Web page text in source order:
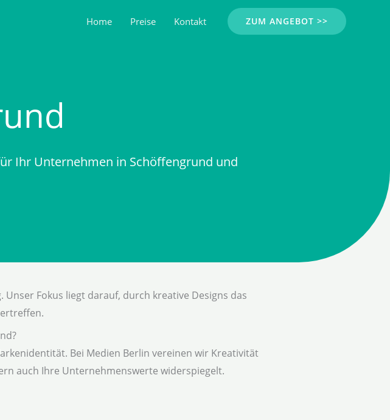
Home Preise Kontakt ZUM ANGEBOT >>
Ihr Unternehmen in Schöffengrund und
Fokus liegt darauf, durch kreative Designs das
Bei Medien Berlin vereinen wir Kreativität
auch Ihre Unternehmenswerte widerspiegelt.